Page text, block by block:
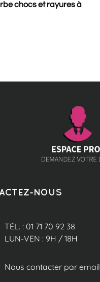
chocs et rayures à
NOUS
TÉL. : 01 71 70 92 38
LUN-VEN : 9H / 18H
Nous contacter par email